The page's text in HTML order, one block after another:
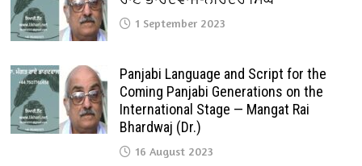
1 September 2023
Panjabi Language and Script for the
Coming Panjabi Generations on the
International Stage — Mangat Rai
Bhardwaj (Dr.)
16 August 2023